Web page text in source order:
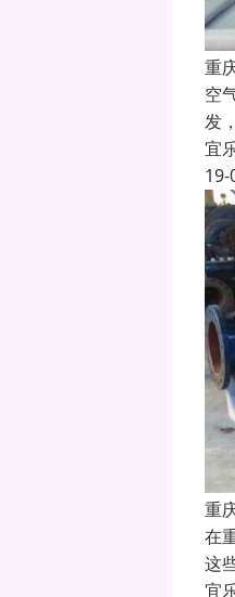
重
空
发
宜
19-
重
在
这
宜